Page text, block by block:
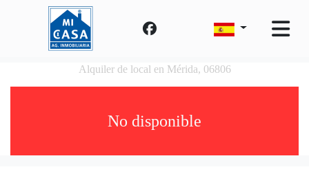
Alquiler de local en Mérida, 06806
No disponible